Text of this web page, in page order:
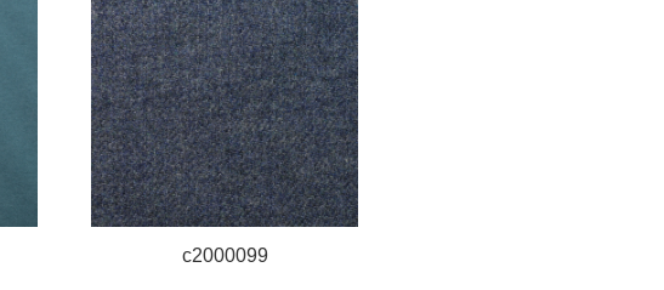
c2000099